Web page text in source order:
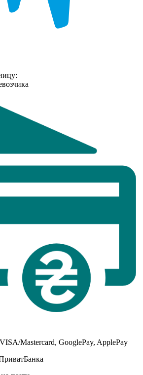
Mastercard, GooglePay, ApplePay